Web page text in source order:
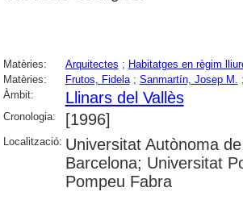
Matèries: Arquitectes ; Habitatges en règim
Matèries:
Frutos, Fidela; Sanmartín, Josep M.
Àmbit:
Llinars del Vallès
Cronologia: [1996]
Localització: Universitat Autònoma
Barcelona; Universitat
Pompeu Fabra